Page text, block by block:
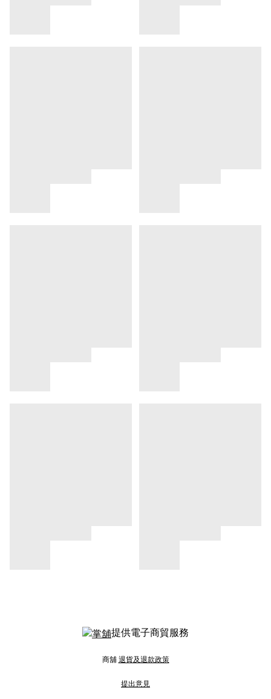
提供電子商貿服務
商舖 退貨及退款政策
提出意見